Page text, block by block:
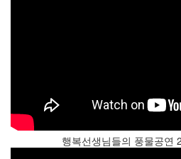
행복선생님들의 풍물공연